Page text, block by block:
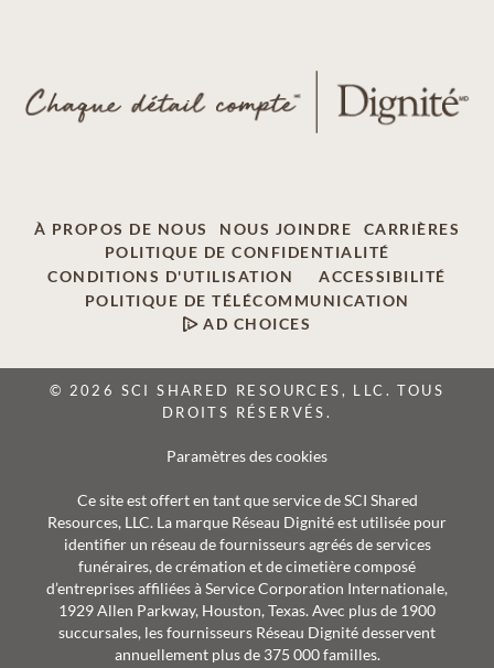
À PROPOS DE NOUS NOUS JOINDRE
CARRIÈRES
POLITIQUE DE CONFIDENTIALITÉ
CONDITIONS D'UTILISATION
ACCESSIBILITÉ
POLITIQUE DE TÉLÉCOMMUNICATION
AD CHOICES
© 2026 SCI SHARED RESOURCES, LLC. TOUS
DROITS RÉSERVÉS.
Paramètres des cookies
Ce site est offert en tant que service de SCI Shared
Resources, LLC. La marque Réseau Dignité est utilisée pour
identifier un réseau de fournisseurs agréés de services
funéraires, de crémation et de cimetière composé
d’entreprises affiliées à Service Corporation Internationale,
1929 Allen Parkway, Houston, Texas. Avec plus de 1900
succursales, les fournisseurs Réseau Dignité desservent
annuellement plus de 375 000 familles.